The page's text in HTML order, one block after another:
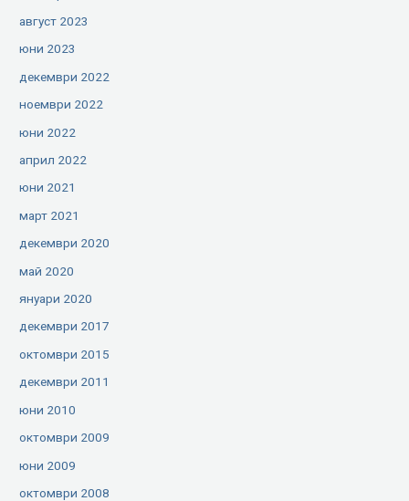
август 2023
юни 2023
декември 2022
ноември 2022
юни 2022
април 2022
юни 2021
март 2021
декември 2020
май 2020
януари 2020
декември 2017
октомври 2015
декември 2011
юни 2010
октомври 2009
юни 2009
октомври 2008